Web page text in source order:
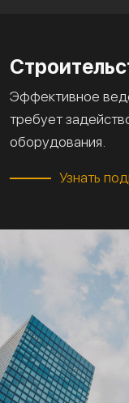
Эффективное
требует
оборудования.
Узнать